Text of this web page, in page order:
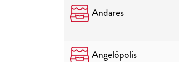
Andares
Angelópolis